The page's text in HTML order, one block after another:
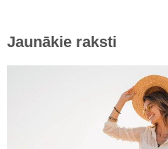
Jaunākie raksti